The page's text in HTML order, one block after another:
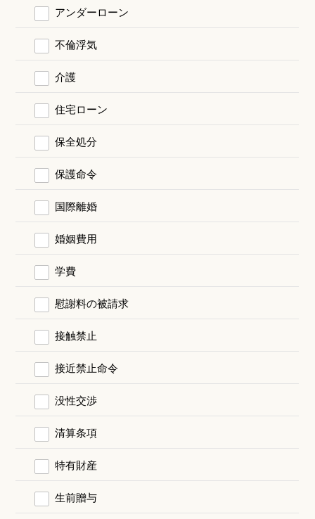
アンダーローン
不倫浮気
介護
住宅ローン
保全処分
保護命令
国際離婚
婚姻費用
学費
慰謝料の被請求
接触禁止
接近禁止命令
没性交渉
清算条項
特有財産
生前贈与